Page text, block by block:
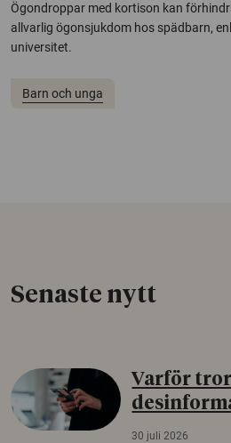
Ögondroppar med kortison kan
allvarlig ögonsjukdom hos spädbarn,
universitet.
Barn och unga
Senaste nytt
Varför tror
30 juli 2026